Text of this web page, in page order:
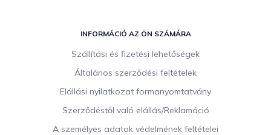
INFORMÁCIÓ AZ ÖN SZÁMÁRA
Szállítási és fizetési lehetőségek
Általános szerződési feltételek
Elállási nyilatkozat formanyomtatvány
Szerződéstől való elállás/Reklamáció
A személyes adatok védelmének feltételei